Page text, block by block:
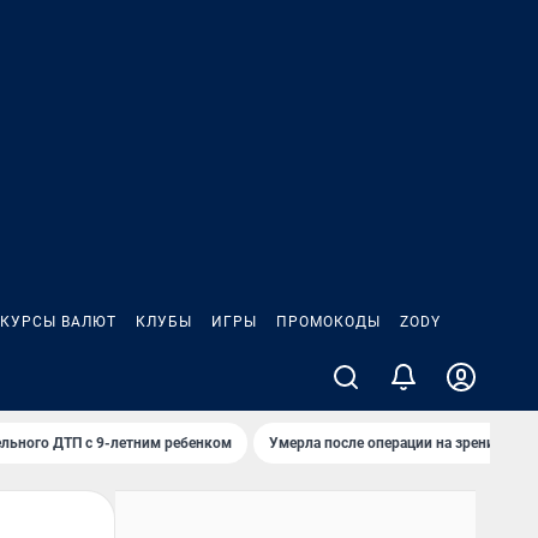
КУРСЫ ВАЛЮТ КЛУБЫ ИГРЫ ПРОМОКОДЫ ZODY
ДТП с 9-летним ребенком Умерла после операции на зрение